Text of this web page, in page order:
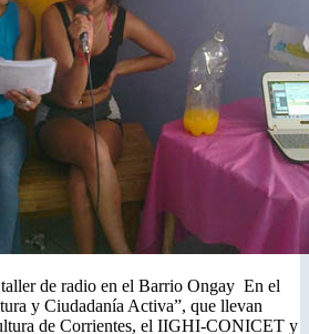
de radio en el Barrio Ongay En el
y Ciudadanía Activa”, que llevan
de Corrientes, el IIGHI-CONICET y